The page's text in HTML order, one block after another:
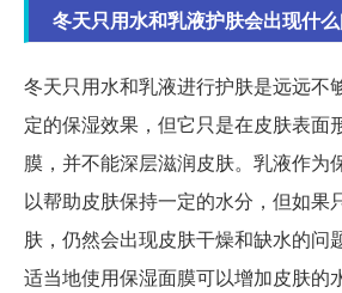
冬天只用水和乳液护肤会出现什
冬天只用水和乳液进行护肤是远远不
定的保湿效果，但它只是在皮肤表面
膜，并不能深层滋润皮肤。乳液作为
以帮助皮肤保持一定的水分，但如果
肤，仍然会出现皮肤干燥和缺水的问
适当地使用保湿面膜可以增加皮肤的